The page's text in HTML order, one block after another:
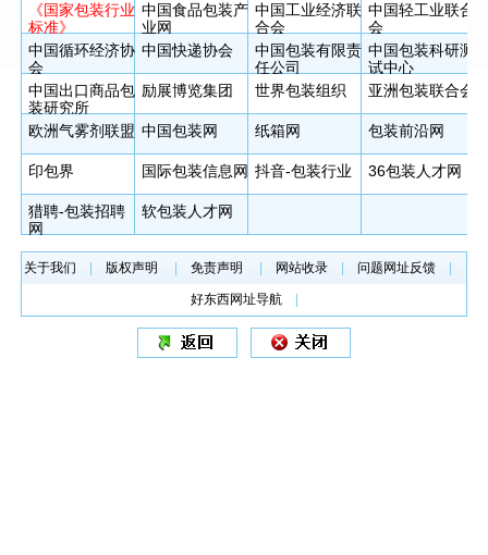
《国家包装行业
标准》
中国食品包装产
业网
中国工业经济联
合会
中国轻工业联合
会
中国循环经济协
会
中国快递协会
中国包装有限责
任公司
中国包装科研测
试中心
中国出口商品包
装研究所
励展博览集团 世界包装组织 亚洲包装联合会
欧洲气雾剂联盟 中国包装网 纸箱网 包装前沿网
印包界 国际包装信息网 抖音-包装行业 36包装人才网
猎聘-包装招聘
网
软包装人才网
关于我们 版权声明 免责声明 网站收录| 问题网址反馈|
好东西网址导航|